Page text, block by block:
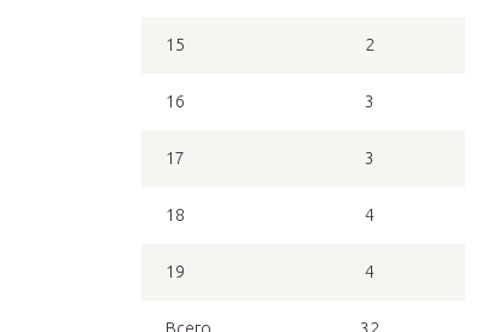
15 2
16 3
17 3
18 4
19 4